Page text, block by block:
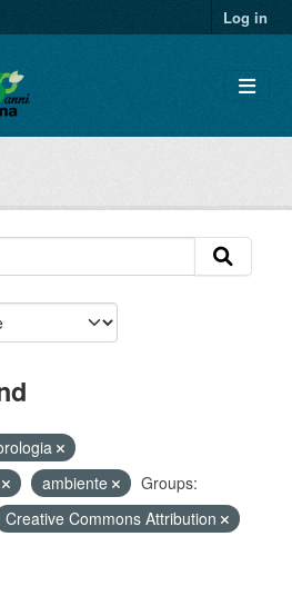
Log in
ambiente
Groups:
Creative Commons Attribution